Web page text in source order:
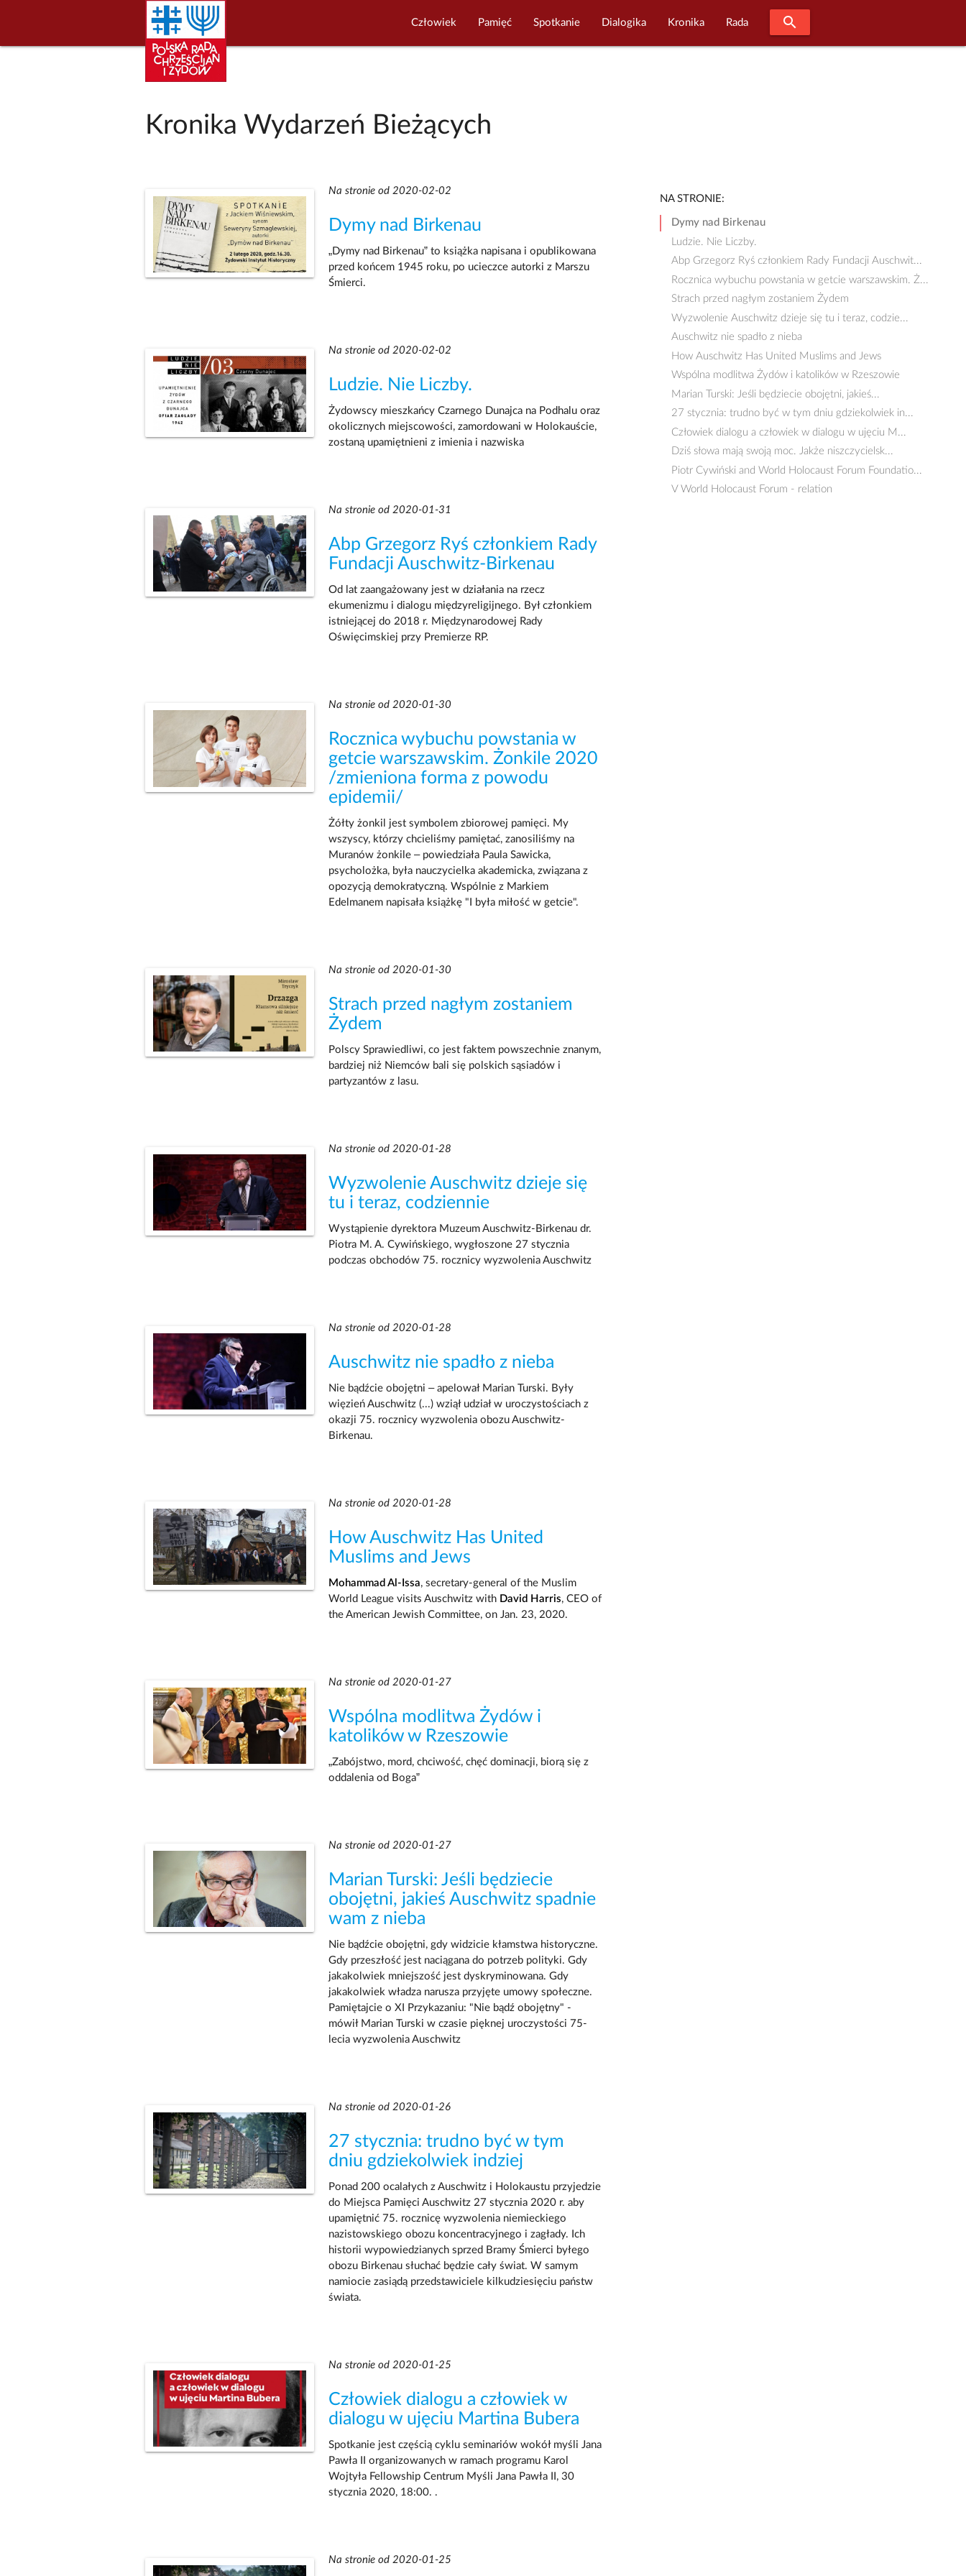
Człowiek Pamięć Spotkanie Dialogika Kronika Rada search
Kronika Wydarzeń Bieżących
Na stronie od 2020-02-02
Dymy nad Birkenau
„Dymy nad Birkenau” to książka napisana i opublikowana
przed końcem 1945 roku, po ucieczce autorki z Marszu
Śmierci.
Na stronie od 2020-02-02
Ludzie. Nie Liczby.
Żydowscy mieszkańcy Czarnego Dunajca na Podhalu oraz
okolicznych miejscowości, zamordowani w Holokauście,
zostaną upamiętnieni z imienia i nazwiska
Na stronie od 2020-01-31
Abp Grzegorz Ryś członkiem Rady
Fundacji Auschwitz-Birkenau
Od lat zaangażowany jest w działania na rzecz
ekumenizmu i dialogu międzyreligijnego. Był członkiem
istniejącej do 2018 r. Międzynarodowej Rady
Oświęcimskiej przy Premierze RP.
Na stronie od 2020-01-30
Rocznica wybuchu powstania w
getcie warszawskim. Żonkile 2020
/zmieniona forma z powodu
epidemii/
Żółty żonkil jest symbolem zbiorowej pamięci. My
wszyscy, którzy chcieliśmy pamiętać, zanosiliśmy na
Muranów żonkile – powiedziała Paula Sawicka,
psycholożka, była nauczycielka akademicka, związana z
opozycją demokratyczną. Wspólnie z Markiem
Edelmanem napisała książkę "I była miłość w getcie".
Na stronie od 2020-01-30
Strach przed nagłym zostaniem
Żydem
Polscy Sprawiedliwi, co jest faktem powszechnie znanym,
bardziej niż Niemców bali się polskich sąsiadów i
partyzantów z lasu.
Na stronie od 2020-01-28
Wyzwolenie Auschwitz dzieje się
tu i teraz, codziennie
Wystąpienie dyrektora Muzeum Auschwitz-Birkenau dr.
Piotra M. A. Cywińskiego, wygłoszone 27 stycznia
podczas obchodów 75. rocznicy wyzwolenia Auschwitz
Na stronie od 2020-01-28
Auschwitz nie spadło z nieba
Nie bądźcie obojętni – apelował Marian Turski. Były
więzień Auschwitz (...) wziął udział w uroczystościach z
okazji 75. rocznicy wyzwolenia obozu Auschwitz-
Birkenau.
Na stronie od 2020-01-28
How Auschwitz Has United
Muslims and Jews
Mohammad Al-Issa, secretary-general of the Muslim
World League visits Auschwitz with David Harris, CEO of
the American Jewish Committee, on Jan. 23, 2020.
Na stronie od 2020-01-27
Wspólna modlitwa Żydów i
katolików w Rzeszowie
„Zabójstwo, mord, chciwość, chęć dominacji, biorą się z
oddalenia od Boga”
Na stronie od 2020-01-27
Marian Turski: Jeśli będziecie
obojętni, jakieś Auschwitz spadnie
wam z nieba
Nie bądźcie obojętni, gdy widzicie kłamstwa historyczne.
Gdy przeszłość jest naciągana do potrzeb polityki. Gdy
jakakolwiek mniejszość jest dyskryminowana. Gdy
jakakolwiek władza narusza przyjęte umowy społeczne.
Pamiętajcie o XI Przykazaniu: "Nie bądź obojętny" -
mówił Marian Turski w czasie pięknej uroczystości 75-
lecia wyzwolenia Auschwitz
Na stronie od 2020-01-26
27 stycznia: trudno być w tym
dniu gdziekolwiek indziej
Ponad 200 ocalałych z Auschwitz i Holokaustu przyjedzie
do Miejsca Pamięci Auschwitz 27 stycznia 2020 r. aby
upamiętnić 75. rocznicę wyzwolenia niemieckiego
nazistowskiego obozu koncentracyjnego i zagłady. Ich
historii wypowiedzianych sprzed Bramy Śmierci byłego
obozu Birkenau słuchać będzie cały świat. W samym
namiocie zasiądą przedstawiciele kilkudziesięciu państw
świata.
Na stronie od 2020-01-25
Człowiek dialogu a człowiek w
dialogu w ujęciu Martina Bubera
Spotkanie jest częścią cyklu seminariów wokół myśli Jana
Pawła II organizowanych w ramach programu Karol
Wojtyła Fellowship Centrum Myśli Jana Pawła II, 30
stycznia 2020, 18:00. .
Na stronie od 2020-01-25
NA STRONIE:
Dymy nad Birkenau
Ludzie. Nie Liczby.
Abp Grzegorz Ryś członkiem Rady Fundacji Auschwit...
Rocznica wybuchu powstania w getcie warszawskim. Ż...
Strach przed nagłym zostaniem Żydem
Wyzwolenie Auschwitz dzieje się tu i teraz, codzie...
Auschwitz nie spadło z nieba
How Auschwitz Has United Muslims and Jews
Wspólna modlitwa Żydów i katolików w Rzeszowie
Marian Turski: Jeśli będziecie obojętni, jakieś...
27 stycznia: trudno być w tym dniu gdziekolwiek in...
Człowiek dialogu a człowiek w dialogu w ujęciu M...
Dziś słowa mają swoją moc. Jakże niszczycielsk...
Piotr Cywiński and World Holocaust Forum Foundatio...
V World Holocaust Forum - relation